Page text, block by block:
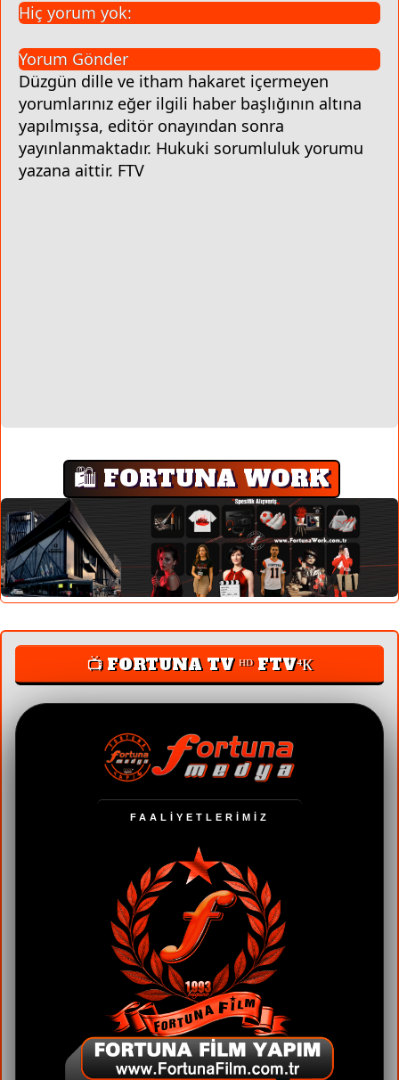
Hiç yorum yok:
Yorum Gönder
Düzgün dille ve itham hakaret içermeyen
yorumlarınız eğer ilgili haber başlığının altına
yapılmışsa, editör onayından sonra
yayınlanmaktadır. Hukuki sorumluluk yorumu
yazana aittir. FTV
🛍️ FORTUNA WORK
📺 FORTUNA TV ᴴᴰ FTV⁴К
FAALİYETLERİMİZ